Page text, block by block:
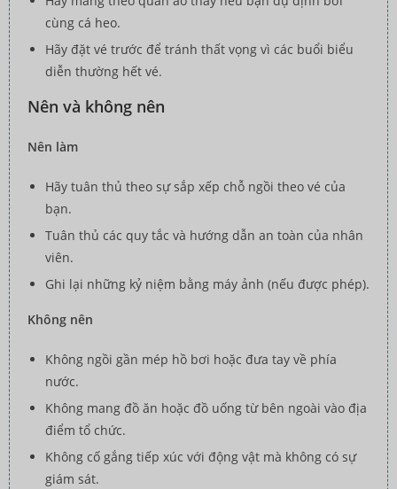
cùng cá heo.
Hãy đặt vé trước để tránh thất vọng vì các buổi biểu
diễn thường hết vé.
Nên và không nên
Nên làm
Hãy tuân thủ theo sự sắp xếp chỗ ngồi theo vé của
bạn.
Tuân thủ các quy tắc và hướng dẫn an toàn của nhân
viên.
Ghi lại những kỷ niệm bằng máy ảnh (nếu được phép).
Không nên
Không ngồi gần mép hồ bơi hoặc đưa tay về phía
nước.
Không mang đồ ăn hoặc đồ uống từ bên ngoài vào địa
điểm tổ chức.
Không cố gắng tiếp xúc với động vật mà không có sự
giám sát.